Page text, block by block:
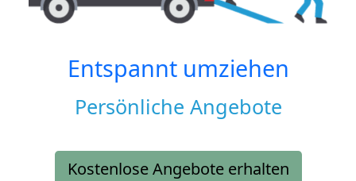
Entspannt umziehen
Persönliche Angebote
Kostenlose Angebote erhalten